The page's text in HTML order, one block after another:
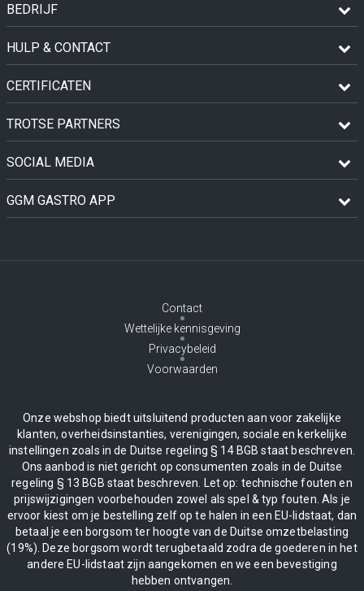
BEDRIJF
HULP & CONTACT
CERTIFICATEN
TROTSE PARTNERS
SOCIAL MEDIA
GGM GASTRO APP
Contact
Wettelijke kennisgeving
Privacybeleid
Voorwaarden
Onze webshop biedt uitsluitend producten aan voor zakelijke
klanten, overheidsinstanties, verenigingen, sociale en kerkelijke
instellingen zoals in de Duitse regeling § 14 BGB staat beschreven.
Ons aanbod is niet gericht op consumenten zoals in de Duitse
regeling § 13 BGB staat beschreven. Let op: technische fouten en
prijswijzigingen voorbehouden zowel als spel & typ fouten. Als je
ervoor kiest om je bestelling zelf op te halen in een EU-lidstaat, dan
betaal je een borgsom ter hoogte van de Duitse omzetbelasting
(19%). Deze borgsom wordt terugbetaald zodra de goederen in het
andere EU-lidstaat zijn aangekomen en we een bevestiging
hebben ontvangen.